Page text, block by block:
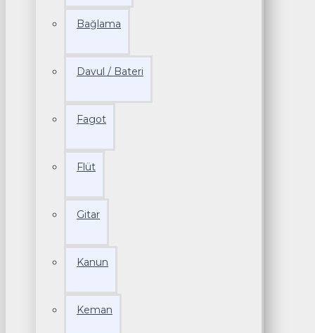
Bağlama
Davul / Bateri
Fagot
Flüt
Gitar
Kanun
Keman